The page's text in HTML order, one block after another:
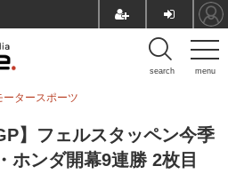
menu
search
】フェルスタッペン今季
ンダ開幕9連勝 2枚目
ータースポーツ